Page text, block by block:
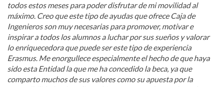
todos estos meses para poder disfrutar de mi movilidad al
máximo. Creo que este tipo de ayudas que ofrece Caja de
Ingenieros son muy necesarias para promover, motivar e
inspirar a todos los alumnos a luchar por sus sueños y valorar
lo enriquecedora que puede ser este tipo de experiencia
Erasmus. Me enorgullece especialmente el hecho de que haya
sido esta Entidad la que me ha concedido la beca, ya que
comparto muchos de sus valores como su apuesta por la